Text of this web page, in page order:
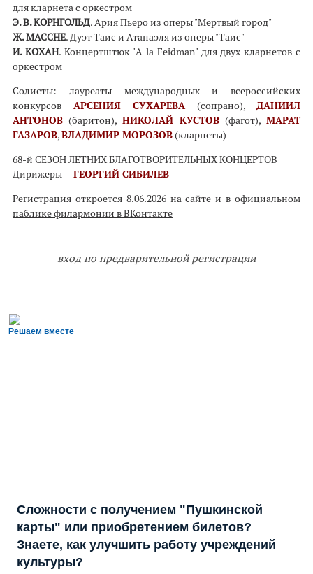
для кларнета с оркестром
Э. В. КОРНГОЛЬД. Ария Пьеро из оперы "Мертвый город"
Ж. МАССНЕ. Дуэт Таис и Атанаэля из оперы "Таис"
И. КОХАН. Концертштюк "A la Feidman" для двух кларнетов с
оркестром
Солисты: лауреаты международных и всероссийских
конкурсов АРСЕНИЯ СУХАРЕВА(сопрано), ДАНИИЛ
АНТОНОВ (баритон), НИКОЛАЙ КУСТОВ (фагот), МАРАТ
ГАЗАРОВ,ВЛАДИМИР МОРОЗОВ(кларнеты)
68-й СЕЗОН ЛЕТНИХ БЛАГОТВОРИТЕЛЬНЫХ КОНЦЕРТОВ
Дирижеры —ГЕОРГИЙ СИБИЛЕВ
Регистрация откроется 8.06.2026 на сайте и в официальном
паблике филармонии в ВКонтакте
вход по предварительной регистрации
Решаем вместе
Сложности с получением "Пушкинской
карты" или приобретением билетов?
Знаете, как улучшить работу учреждений
культуры?